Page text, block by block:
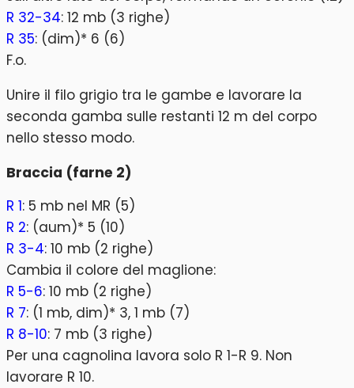
R 32-34: 12 mb (3 righe)
R 35: (dim)* 6 (6)
F.o.
Unire il filo grigio tra le gambe e lavorare la
seconda gamba sulle restanti 12 m del corpo
nello stesso modo.
Braccia (farne 2)
R 1: 5 mb nel MR (5)
R 2: (aum)* 5 (10)
R 3-4: 10 mb (2 righe)
Cambia il colore del maglione:
R 5-6: 10 mb (2 righe)
R 7: (1 mb, dim)* 3, 1 mb (7)
R 8-10: 7 mb (3 righe)
Per una cagnolina lavora solo R 1-R 9. Non
lavorare R 10.